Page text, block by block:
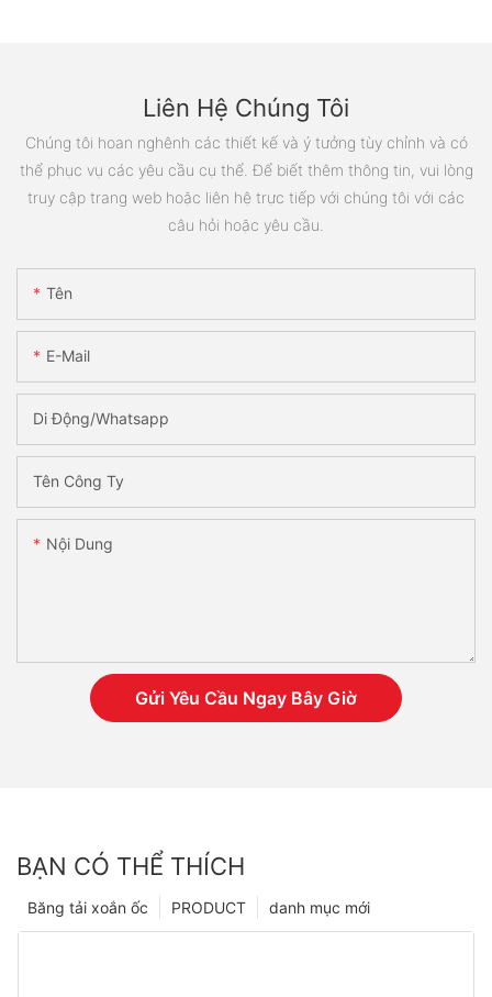
Liên Hệ Chúng Tôi
Chúng tôi hoan nghênh các thiết kế và ý tưởng tùy chỉnh và có
thể phục vụ các yêu cầu cụ thể. Để biết thêm thông tin, vui lòng
truy cập trang web hoặc liên hệ trực tiếp với chúng tôi với các
câu hỏi hoặc yêu cầu.
Tên
E-Mail
Di Động/Whatsapp
Tên Công Ty
Nội Dung
Gửi Yêu Cầu Ngay Bây Giờ
BẠN CÓ THỂ THÍCH
danh mục mới
PRODUCT
Băng tải xoắn ốc